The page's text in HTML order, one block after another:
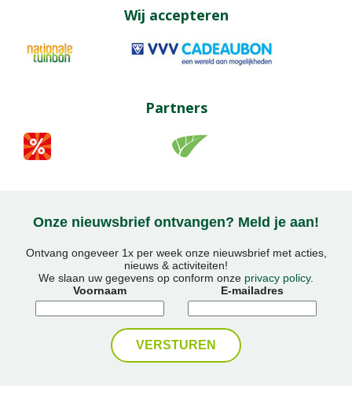
Wij accepteren
Partners
Onze nieuwsbrief ontvangen? Meld je aan!
Ontvang ongeveer 1x per week onze nieuwsbrief met acties,
nieuws & activiteiten!
We slaan uw gegevens op conform onze privacy policy.
Voornaam
E-mailadres